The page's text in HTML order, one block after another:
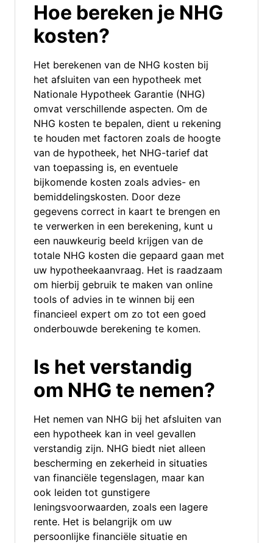
Hoe bereken je NHG
kosten?
Het berekenen van de NHG kosten bij
het afsluiten van een hypotheek met
Nationale Hypotheek Garantie (NHG)
omvat verschillende aspecten. Om de
NHG kosten te bepalen, dient u rekening
te houden met factoren zoals de hoogte
van de hypotheek, het NHG-tarief dat
van toepassing is, en eventuele
bijkomende kosten zoals advies- en
bemiddelingskosten. Door deze
gegevens correct in kaart te brengen en
te verwerken in een berekening, kunt u
een nauwkeurig beeld krijgen van de
totale NHG kosten die gepaard gaan met
uw hypotheekaanvraag. Het is raadzaam
om hierbij gebruik te maken van online
tools of advies in te winnen bij een
financieel expert om zo tot een goed
onderbouwde berekening te komen.
Is het verstandig
om NHG te nemen?
Het nemen van NHG bij het afsluiten van
een hypotheek kan in veel gevallen
verstandig zijn. NHG biedt niet alleen
bescherming en zekerheid in situaties
van financiële tegenslagen, maar kan
ook leiden tot gunstigere
leningsvoorwaarden, zoals een lagere
rente. Het is belangrijk om uw
persoonlijke financiële situatie en